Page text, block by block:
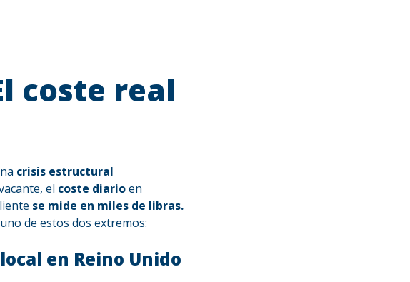
coste real
crisis estructural
el coste diarioen
se mide en miles de libras.
de estos dos extremos:
en Reino Unido